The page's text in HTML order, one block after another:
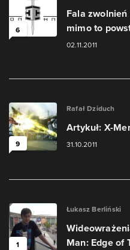
6
Fala
mimo to
02.11.2011
9
Rafał Dziduch
Artykuł: X-
31.10.2011
1
Łukasz Berliński
Man: Edge of